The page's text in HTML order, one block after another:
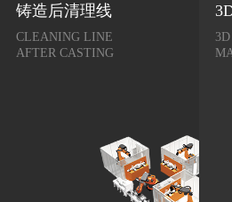
铸造后清理线
CLEANING LINE
AFTER CASTING
3D